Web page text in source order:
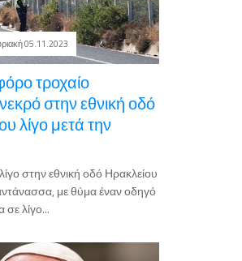
05.11.2023
τροχαίο
στην εθνική οδό
λίγο μετά την
στην εθνική οδό Ηρακλείου
με θύμα έναν οδηγό
σε λίγο...